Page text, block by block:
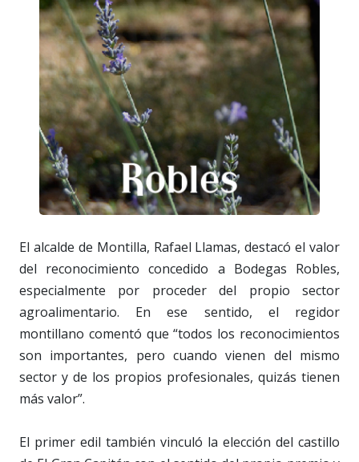
El alcalde de Montilla, Rafael Llamas, destacó el valor
del reconocimiento concedido a Bodegas Robles,
especialmente por proceder del propio sector
agroalimentario. En ese sentido, el regidor
montillano comentó que “todos los reconocimientos
son importantes, pero cuando vienen del mismo
sector y de los propios profesionales, quizás tienen
más valor”.
El primer edil también vinculó la elección del castillo